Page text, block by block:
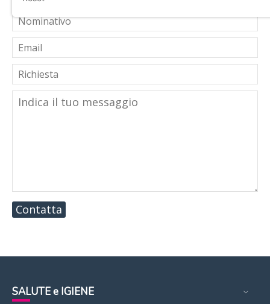
Contatta
SALUTE e IGIENE